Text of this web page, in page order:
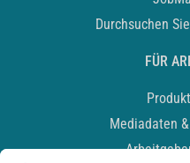
Durchsuchen
FÜR
Mediadaten